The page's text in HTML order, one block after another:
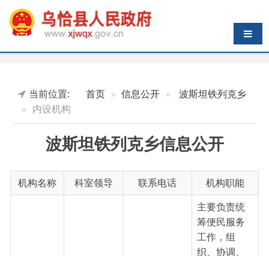
导航切换
内设机构
波斯坦铁列克乡信息公开
主要负责统
筹便民服务
工作，组
织、协调、
指导办理各
类行政审批